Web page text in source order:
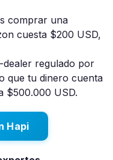
comprar una
cuesta $200 USD,
regulado por
que tu dinero cuenta
$500.000 USD.
Hapi